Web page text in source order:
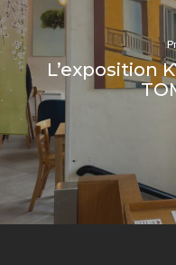
L’exposition